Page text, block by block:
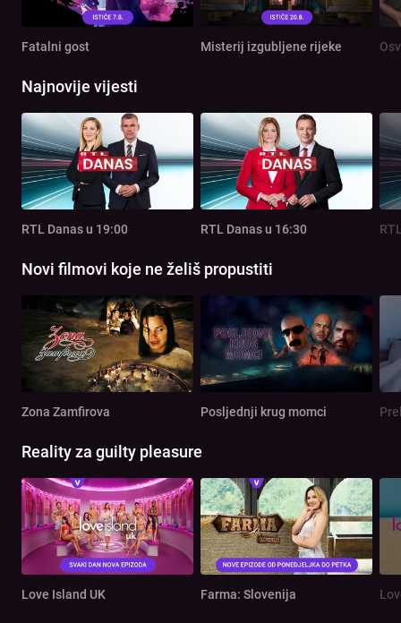
Fatalni gost Misterij izgubljene rijeke
Najnovije vijesti
RTL Danas u 19:00 RTL Danas u 16:30
Novi filmovi koje ne želiš propustiti
Zona Zamfirova Posljednji krug momci
Reality za guilty pleasure
Love Island UK Farma: Slovenija